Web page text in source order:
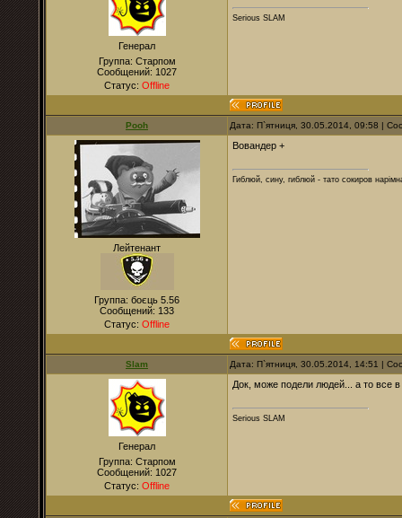
Генерал
Группа: Старпом
Сообщений: 1027
Статус: Offline
Serious SLAM
Pooh Дата: П`ятниця, 30.05.2014, 09:58 |
Лейтенант
Группа: боєць 5.56
Сообщений: 133
Статус: Offline
Вовандер +
Гиблюй, сину, гиблюй - тато сокиров
Slam Дата: П`ятниця, 30.05.2014, 14:51 |
Генерал
Группа: Старпом
Сообщений: 1027
Статус: Offline
Док, може подели людей... а то все в
Serious SLAM